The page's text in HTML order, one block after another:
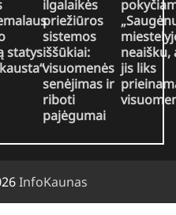
statys
ilgalaikės
priežiūros
sistemos
iššūkiai:
visuomenės
senėjimas ir
riboti
pajėgumai
neaišku,
jis liks
InfoKaunas